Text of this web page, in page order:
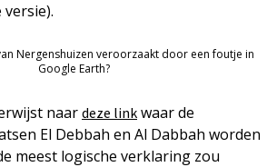
Nergenshuizen veroorzaakt door een foutje in
Google Earth?
naar deze link waar de
El Debbah en Al Dabbah worden
meest logische verklaring zou